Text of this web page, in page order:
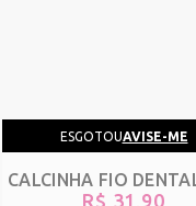
ESGOTOUAVISE-ME
R$ 31,90